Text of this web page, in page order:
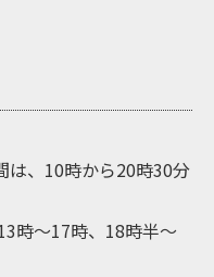
は、10時から20時30分
時～17時、18時半～